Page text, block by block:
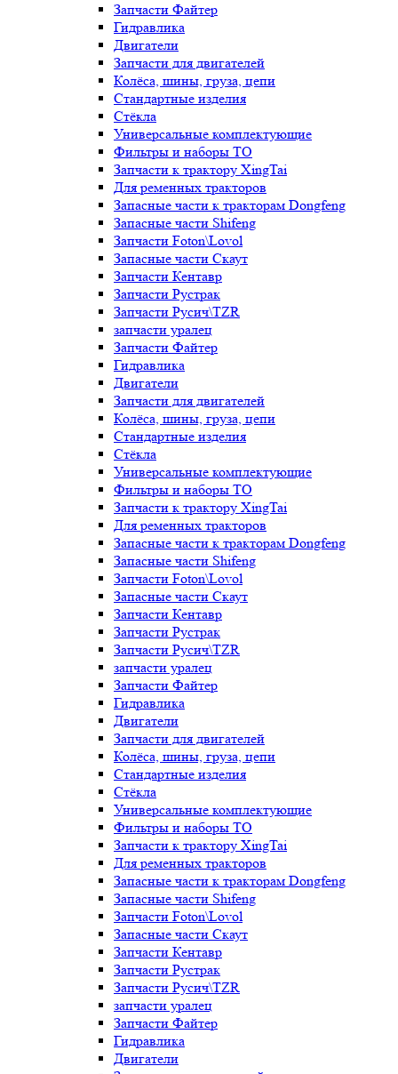
Запчасти Файтер
Гидравлика
Двигатели
Запчасти для двигателей
Колёса, шины, груза, цепи
Стандартные изделия
Стёкла
Универсальные комплектующие
Фильтры и наборы ТО
Запчасти к трактору XingTai
Для ременных тракторов
Запасные части к тракторам Dongfeng
Запасные части Shifeng
Запчасти Foton\Lovol
Запасные части Скаут
Запчасти Кентавр
Запчасти Рустрак
Запчасти Русич\TZR
запчасти уралец
Запчасти Файтер
Гидравлика
Двигатели
Запчасти для двигателей
Колёса, шины, груза, цепи
Стандартные изделия
Стёкла
Универсальные комплектующие
Фильтры и наборы ТО
Запчасти к трактору XingTai
Для ременных тракторов
Запасные части к тракторам Dongfeng
Запасные части Shifeng
Запчасти Foton\Lovol
Запасные части Скаут
Запчасти Кентавр
Запчасти Рустрак
Запчасти Русич\TZR
запчасти уралец
Запчасти Файтер
Гидравлика
Двигатели
Запчасти для двигателей
Колёса, шины, груза, цепи
Стандартные изделия
Стёкла
Универсальные комплектующие
Фильтры и наборы ТО
Запчасти к трактору XingTai
Для ременных тракторов
Запасные части к тракторам Dongfeng
Запасные части Shifeng
Запчасти Foton\Lovol
Запасные части Скаут
Запчасти Кентавр
Запчасти Рустрак
Запчасти Русич\TZR
запчасти уралец
Запчасти Файтер
Гидравлика
Двигатели